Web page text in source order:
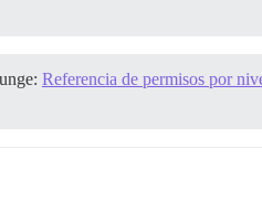
Referencia de permisos por